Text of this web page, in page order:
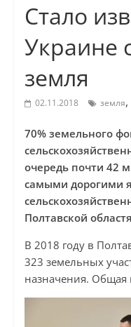
Стало
Украине
земля
02.11.2018 земля,
70% земельного
очередь почти 42
самыми дорогими
Полтавской
B 2018 году в
323 земельных
назначения. Общая